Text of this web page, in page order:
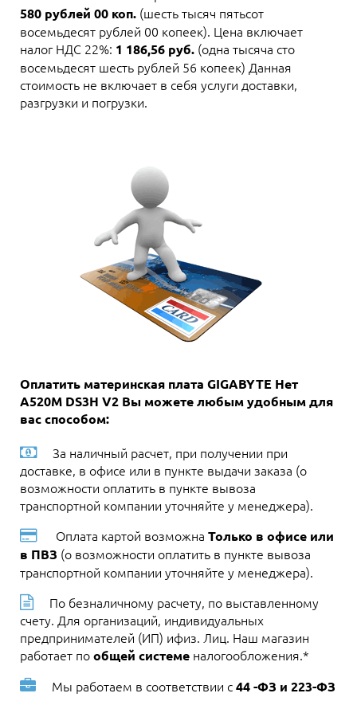
580 рублей 00 коп. (шесть тысяч пятьсот
восемьдесят рублей 00 копеек). Цена включает
налог НДС 22%: 1 186,56 руб. (одна тысяча сто
восемьдесят шесть рублей 56 копеек) Данная
стоимость не включает в себя услуги доставки,
разгрузки и погрузки.
Оплатить материнская плата GIGABYTE Нет
A520M DS3H V2 Вы можете любым удобным для
вас способом:
За наличный расчет, при получении при
доставке, в офисе или в пункте выдачи заказа (о
возможности оплатить в пункте вывоза
транспортной компании уточняйте у менеджера).
Оплата картой возможна Только в офисе или
в ПВЗ (о возможности оплатить в пункте вывоза
транспортной компании уточняйте у менеджера).
По безналичному расчету, по выставленному
счету. Для организаций, индивидуальных
предпринимателей (ИП) ифиз. Лиц. Наш магазин
работает пообщей системе налогообложения.*
Мы работаем в соответствии с44 -ФЗ и 223-ФЗ